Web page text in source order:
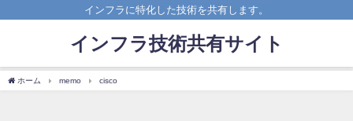
インフラに特化した技術を共有します。
インフラ技術共有サイト
ホーム memo cisco